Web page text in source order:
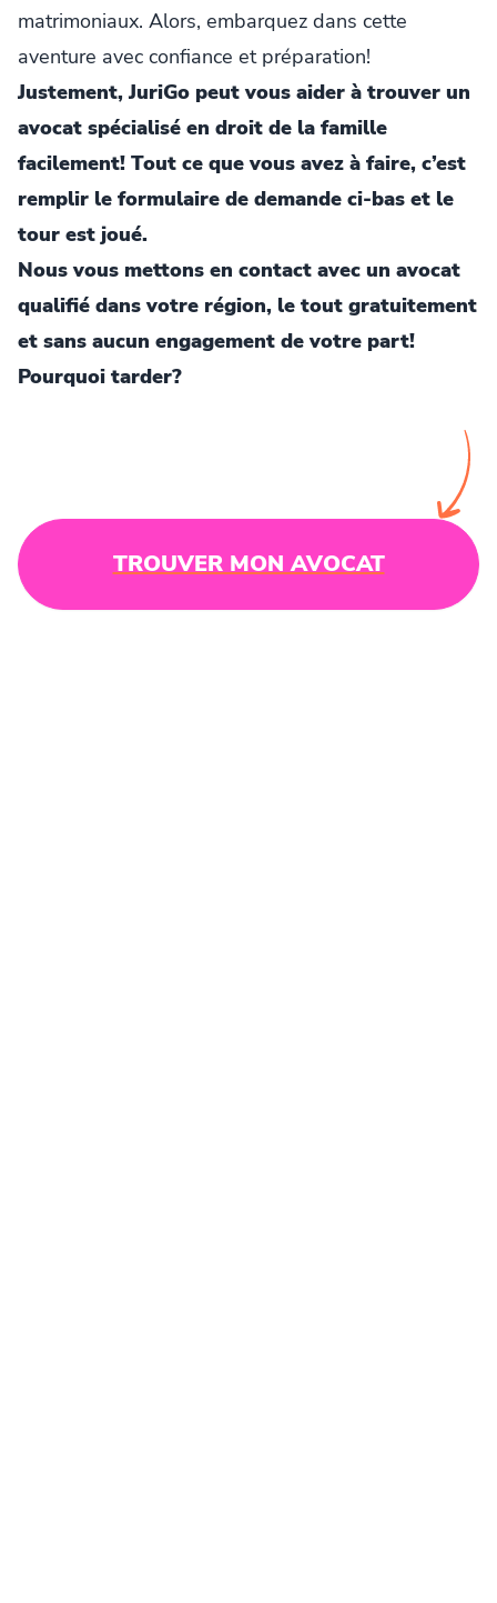
matrimoniaux. Alors, embarquez dans cette
aventure avec confiance et préparation!
Justement, JuriGo peut vous aider à trouver un
avocat spécialisé en droit de la famille
facilement! Tout ce que vous avez à faire, c’est
remplir le formulaire de demande ci-bas et le
tour est joué.
Nous vous mettons en contact avec un avocat
qualifié dans votre région, le tout gratuitement
et sans aucun engagement de votre part!
Pourquoi tarder?
TROUVER MON AVOCAT